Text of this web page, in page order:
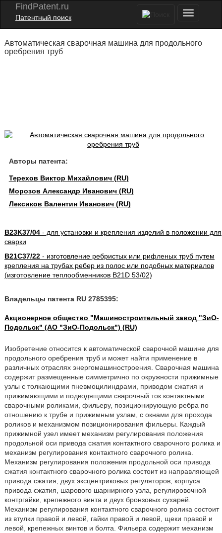
FindPatent.ru
Патентный поиск
Автоматическая сварочная машина для продольного
оребрения труб
Авторы патента:
Терехов Виктор Михайлович (RU)
Морозов Александр Иванович (RU)
Лексиков Валентин Иванович (RU)
B23K37/04- для установки и крепления изделий в положении для
сварки
B21C37/22- изготовление ребристых или рифленых труб путем
крепления на трубах ребер из полос или подобных материалов
(изготовление теплообменников B21D 53/02)
Владельцы патента RU 2785395:
Акционерное общество "Машиностроительный завод "ЗиО-
Подольск" (АО "ЗиО-Подольск") (RU)
Изобретение относится к автоматической сварочной машине для
продольного оребрения труб и может найти применение в
различных отраслях энергомашиностроения. Сварочная машина
содержит размещенные симметрично по окружности прижимные
узлы с толкающими пневмоцилиндрами, приводом сжатия и
прижимающими и подводящими сварочный ток контактными
сварочными роликами, фильеру, позиционирующую ребра по
отношению к трубе и прижимным узлам, с окнами для прохода
роликов и механизмом позиционирования фильеры. Каждый
прижимной узел имеет механизм регулирования положения
продольной оси привода сжатия контактного сварочного ролика и
механизм регулирования контактного сварочного ролика.
Механизм регулирования положения продольной оси привода
сжатия контактного сварочного ролика состоит из направляющей
привода сжатия, двух эксцентриковых регуляторов, корпуса
привода сжатия, шарового шарнирного узла, регулировочной
контргайки, крепежного винта и двух бронзовых сухарей.
Механизм регулирования контактного сварочного ролика состоит
из втулки правой и левой, гайки правой и левой, щеки правой и
левой, крепежных винтов и болта. Фильера содержит механизм